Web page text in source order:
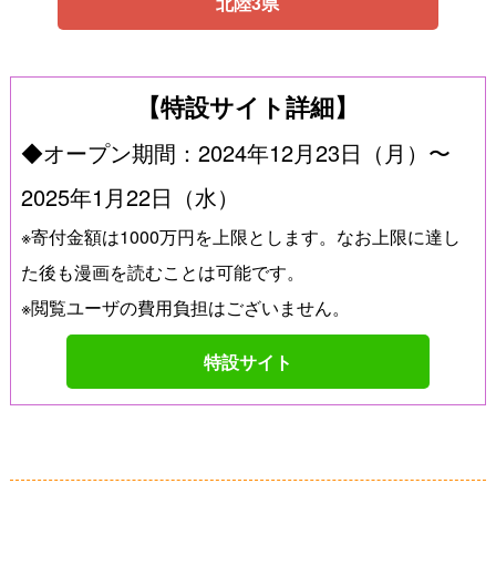
【特設サイト詳細】
◆オープン期間：2024年12月23日（月）〜
2025年1月22日（水）
※寄付金額は1000万円を上限とします。なお上限に達し
た後も漫画を読むことは可能です。
※閲覧ユーザの費用負担はございません。
特設サイト